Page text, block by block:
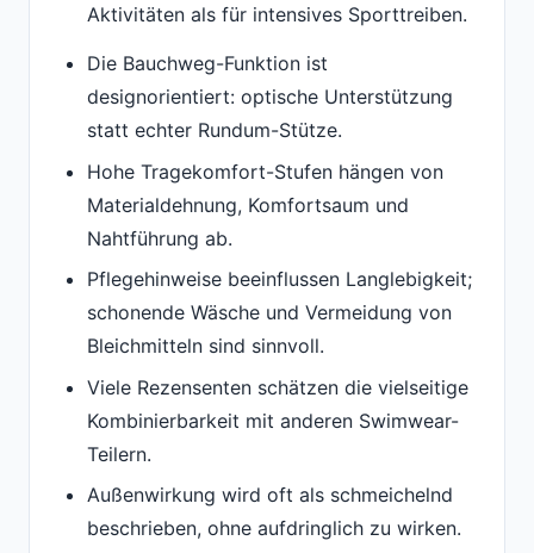
Aktivitäten als für intensives Sporttreiben.
Die Bauchweg-Funktion ist
designorientiert: optische Unterstützung
statt echter Rundum-Stütze.
Hohe Tragekomfort-Stufen hängen von
Materialdehnung, Komfortsaum und
Nahtführung ab.
Pflegehinweise beeinflussen Langlebigkeit;
schonende Wäsche und Vermeidung von
Bleichmitteln sind sinnvoll.
Viele Rezensenten schätzen die vielseitige
Kombinierbarkeit mit anderen Swimwear-
Teilern.
Außenwirkung wird oft als schmeichelnd
beschrieben, ohne aufdringlich zu wirken.